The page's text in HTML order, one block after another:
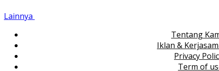
Lainnya
Tentang
Iklan &
Privacy
Term of